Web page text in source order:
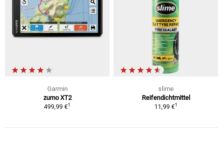
Garmin
zumo XT2
499,99 €1
slime
Reifendichtmittel
11,99 €1